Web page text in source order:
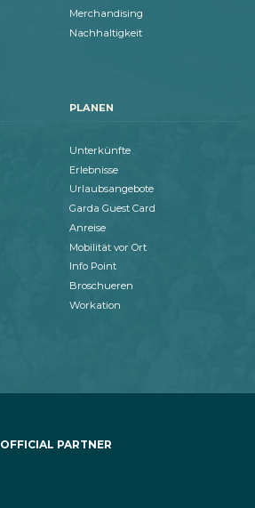
Merchandising
Nachhaltigkeit
PLANEN
Unterkünfte
Erlebnisse
Urlaubsangebote
Garda Guest Card
Anreise
Mobilität vor Ort
Info Point
Broschueren
Workation
OFFICIAL PARTNER